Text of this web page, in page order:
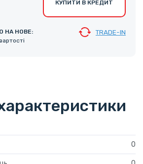
КУПИТИ В КРЕДИТ
НА НОВЕ:
TRADE-IN
0